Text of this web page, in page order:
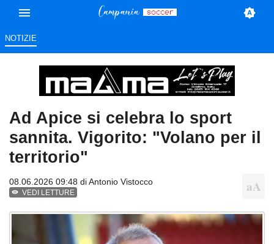
NOTIZIE
Ad Apice si celebra lo sport
sannita. Vigorito: "Volano per il
territorio"
08.06.2026 09:48 diAntonio Vistocco
VEDI LETTURE